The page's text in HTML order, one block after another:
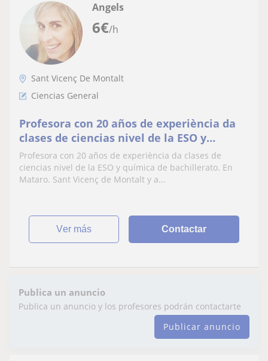
6€/h
Angels
Sant Vicenç De Montalt
Ciencias General
Profesora con 20 años de experiència da
clases de ciencias nivel de la ESO y
química de bachillerato. En Mataro. Sant
Vicenç de Montalt y alrededores
Profesora con 20 años de experiència da clases de
ciencias nivel de la ESO y química de bachillerato. En
Mataro. Sant Vicenç de Montalt y a...
ver más Contactar
Publica un anuncio
Publica un anuncio y los profesores podrán contactarte
Publicar anuncio